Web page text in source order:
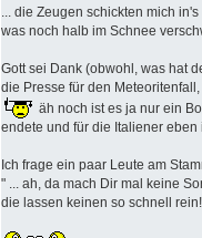
... die Zeugen schickten mich
was noch halb im Schnee
Gott sei Dank (obwohl, was hat
die Presse für den Meteoritenfall,
äh noch ist es ja nur ein
endete und für die Italiener eben
Ich frage ein paar Leute am
" ... ah, da mach Dir mal keine
die lassen keinen so schnell